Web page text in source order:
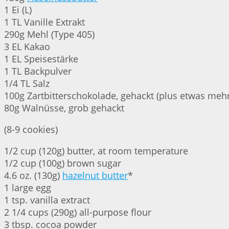
1 Ei (L)
1 TL Vanille Extrakt
290g Mehl (Type 405)
3 EL Kakao
1 EL Speisestärke
1 TL Backpulver
1/4 TL Salz
100g Zartbitterschokolade, gehackt (plus etwas
80g Walnüsse, grob gehackt
(8-9 cookies)
1/2 cup (120g) butter, at room temperature
1/2 cup (100g) brown sugar
4.6 oz. (130g) hazelnut butter*
1 large egg
1 tsp. vanilla extract
2 1/4 cups (290g) all-purpose flour
3 tbsp. cocoa powder